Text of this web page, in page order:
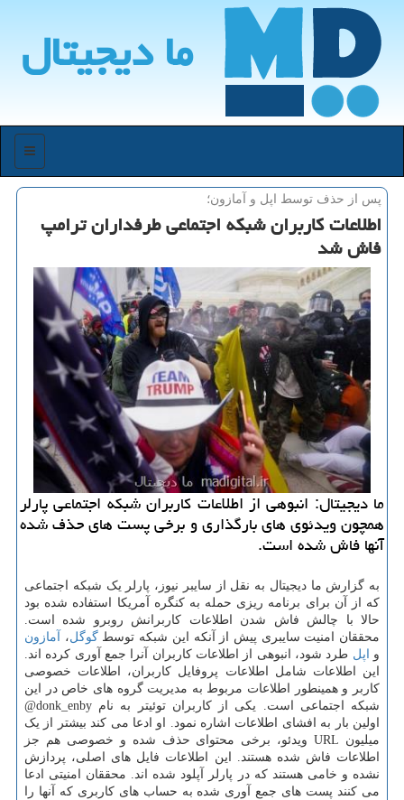
ما دیجیتال
منو
پس از حذف توسط اپل و آمازون؛
اطلاعات كاربران شبكه اجتماعی طرفداران ترامپ
فاش شد
ما دیجیتال: انبوهی از اطلاعات کاربران شبکه اجتماعی پارلر
همچون ویدئوی های بارگذاری و برخی پست های حذف شده
آنها فاش شده است.
به گزارش ما دیجیتال به نقل از سایبر نیوز، پارلر یک شبکه اجتماعی
که از آن برای برنامه ریزی حمله به کنگره آمریکا استفاده شده بود
حالا با چالش فاش شدن اطلاعات کاربرانش روبرو شده است.
محققان امنیت سایبری پیش از آنکه این شبکه توسطگوگل، آمازون
و اپل طرد شود، انبوهی از اطلاعات کاربران آنرا جمع آوری کرده اند.
این اطلاعات شامل اطلاعات پروفایل کاربران، اطلاعات خصوصی
کاربر و همینطور اطلاعات مربوط به مدیریت گروه های خاص در این
شبکه اجتماعی است. یکی از کاربران توئیتر به نام donk_enby@
اولین بار به افشای اطلاعات اشاره نمود. او ادعا می کند بیشتر از یک
میلیون URL ویدئو، برخی محتوای حذف شده و خصوصی هم جز
اطلاعات فاش شده هستند. این اطلاعات فایل های اصلی، پردازش
نشده و خامی هستند که در پارلر آپلود شده اند. محققان امنیتی ادعا
می کنند پست های جمع آوری شده به حساب های کاربری که آنها را